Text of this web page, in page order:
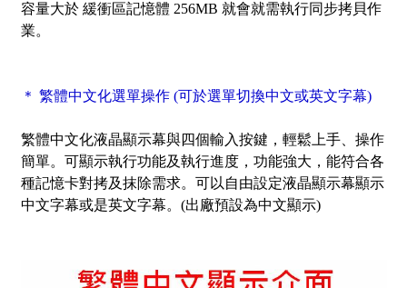
容量大於 緩衝區記憶體 256MB 就會就需執行同步拷貝作
業。
＊ 繁體中文化選單操作 (可於選單切換中文或英文字幕)
繁體中文化液晶顯示幕與四個輸入按鍵，輕鬆上手、操作
簡單。可顯示執行功能及執行進度，功能強大，能符合各
種記憶卡對拷及抹除需求。可以自由設定液晶顯示幕顯示
中文字幕或是英文字幕。(出廠預設為中文顯示)